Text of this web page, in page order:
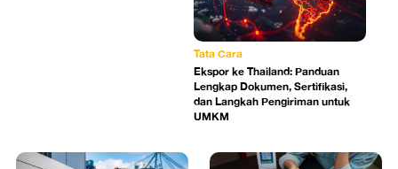
Tata Cara
Ekspor ke Thailand: Panduan
Lengkap Dokumen, Sertifikasi,
dan Langkah Pengiriman untuk
UMKM